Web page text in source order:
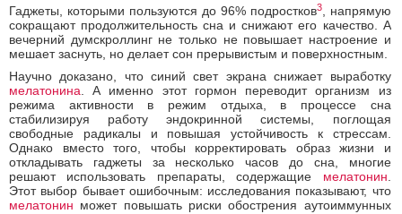
Гаджеты, которыми пользуются до 96% подростков3, напрямую
сокращают продолжительность сна и снижают его качество. А
вечерний думскроллинг не только не повышает настроение и
мешает заснуть, но делает сон прерывистым и поверхностным.
Научно доказано, что синий свет экрана снижает выработку
мелатонина . А именно этот гормон переводит организм из
режима активности в режим отдыха, в процессе сна
стабилизируя работу эндокринной системы, поглощая
свободные радикалы и повышая устойчивость к стрессам.
Однако вместо того, чтобы корректировать образ жизни и
откладывать гаджеты за несколько часов до сна, многие
решают использовать препараты, содержащие мелатонин
Этот выбор бывает ошибочным: исследования показывают, что
мелатонин может повышать риски обострения аутоиммунных